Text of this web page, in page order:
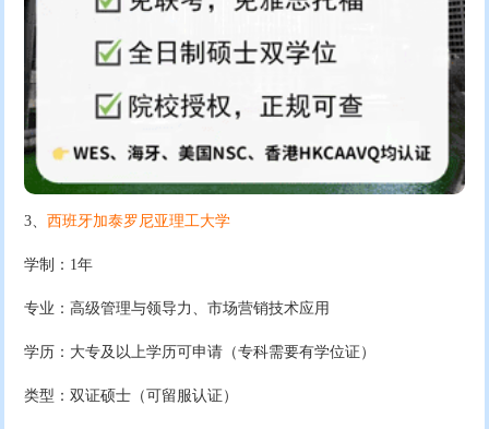
3、西班牙加泰罗尼亚理工大学
学制：1年
专业：高级管理与领导力、市场营销技术应用
学历：大专及以上学历可申请（专科需要有学位证）
类型：双证硕士（可留服认证）